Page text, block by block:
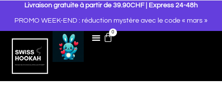
Livraison gratuite à partir de 39.90CHF | Express 24-48h
PROMO WEEK-END : réduction mystère avec le code « mars »
0